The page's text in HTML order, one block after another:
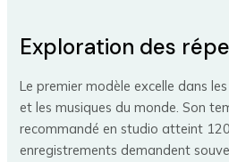
Exploration des
Le premier modèle excelle dans
et les musiques du monde. Son
recommandé en studio atteint 120
enregistrements demandent